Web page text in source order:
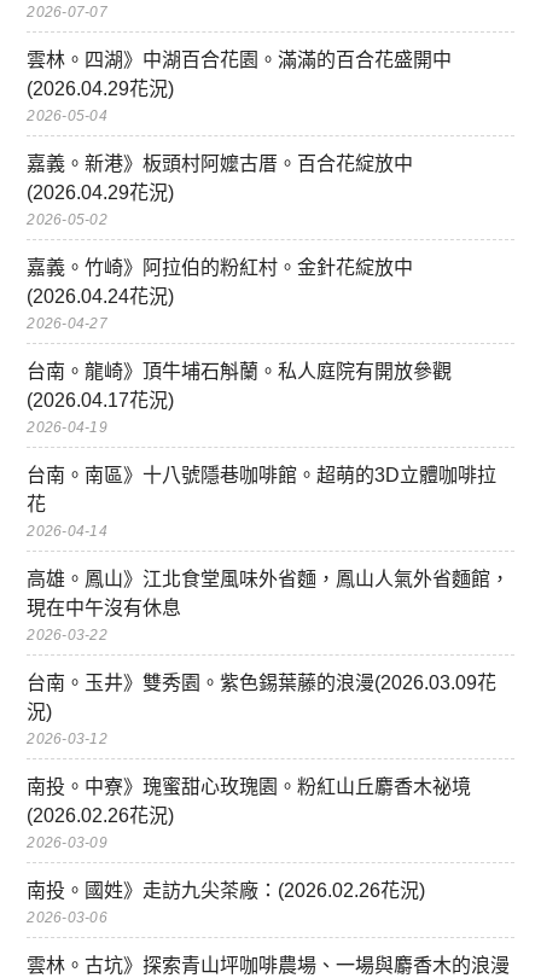
2026-07-07
雲林。四湖》中湖百合花園。滿滿的百合花盛開中
(2026.04.29花況)
2026-05-04
嘉義。新港》板頭村阿嬤古厝。百合花綻放中
(2026.04.29花況)
2026-05-02
嘉義。竹崎》阿拉伯的粉紅村。金針花綻放中
(2026.04.24花況)
2026-04-27
台南。龍崎》頂牛埔石斛蘭。私人庭院有開放參觀
(2026.04.17花況)
2026-04-19
台南。南區》十八號隱巷咖啡館。超萌的3D立體咖啡拉
花
2026-04-14
高雄。鳳山》江北食堂風味外省麵，鳳山人氣外省麵館，
現在中午沒有休息
2026-03-22
台南。玉井》雙秀園。紫色錫葉藤的浪漫(2026.03.09花
況)
2026-03-12
南投。中寮》瑰蜜甜心玫瑰園。粉紅山丘麝香木祕境
(2026.02.26花況)
2026-03-09
南投。國姓》走訪九尖茶廠：(2026.02.26花況)
2026-03-06
雲林。古坑》探索青山坪咖啡農場、一場與麝香木的浪漫